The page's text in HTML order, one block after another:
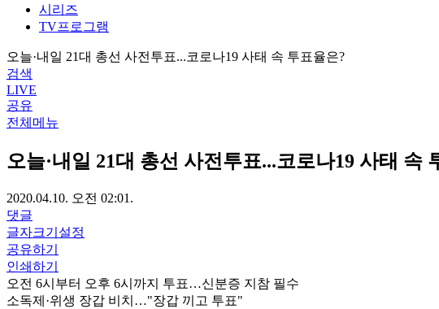
시리즈
TV프로그램
오늘·내일 21대 총선 사전투표...코로나19 사태 속 투표율은?
검색
LIVE
공유
전체메뉴
오늘·내일 21대 총선 사전투표...코로나19 사태 속
2020.04.10. 오전 02:01.
댓글
글자크기설정
공유하기
인쇄하기
오전 6시부터 오후 6시까지 투표…신분증 지참 필수
소독제·위생 장갑 비치…"장갑 끼고 투표"